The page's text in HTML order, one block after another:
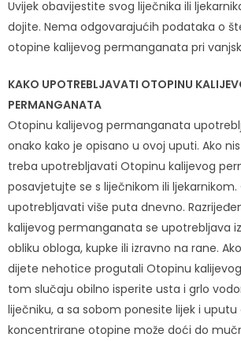
Uvijek obavijestite svog liječnika ili
dojite. Nema odgovarajućih podataka o
otopine kalijevog permanganata pri
KAKO UPOTREBLJAVATI OTOPINU
PERMANGANATA
Otopinu kalijevog permanganata
onako kako je opisano u ovoj uputi. Ako
treba upotrebljavati Otopinu kalijevog
posavjetujte se s liječnikom ili
upotrebljavati više puta dnevno.
kalijevog permanganata se upotrebljava
obliku obloga, kupke ili izravno na rane.
dijete nehotice progutali Otopinu
tom slučaju obilno isperite usta i grlo
liječniku, a sa sobom ponesite lijek i
koncentrirane otopine može doći do